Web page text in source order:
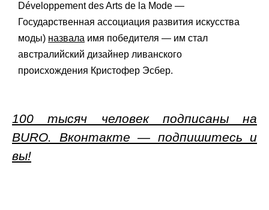
Développement des Arts de la Mode —
Государственная ассоциация развития искусства
моды) назвала имя победителя — им стал
австралийский дизайнер ливанского
происхождения Кристофер Эсбер.
100 тысяч человек подписаны на
BURO. Вконтакте — подпишитесь и
вы!